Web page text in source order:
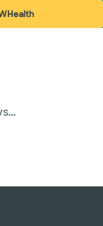
nueva)